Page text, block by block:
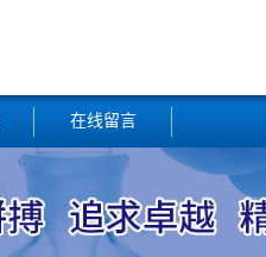
在线留言